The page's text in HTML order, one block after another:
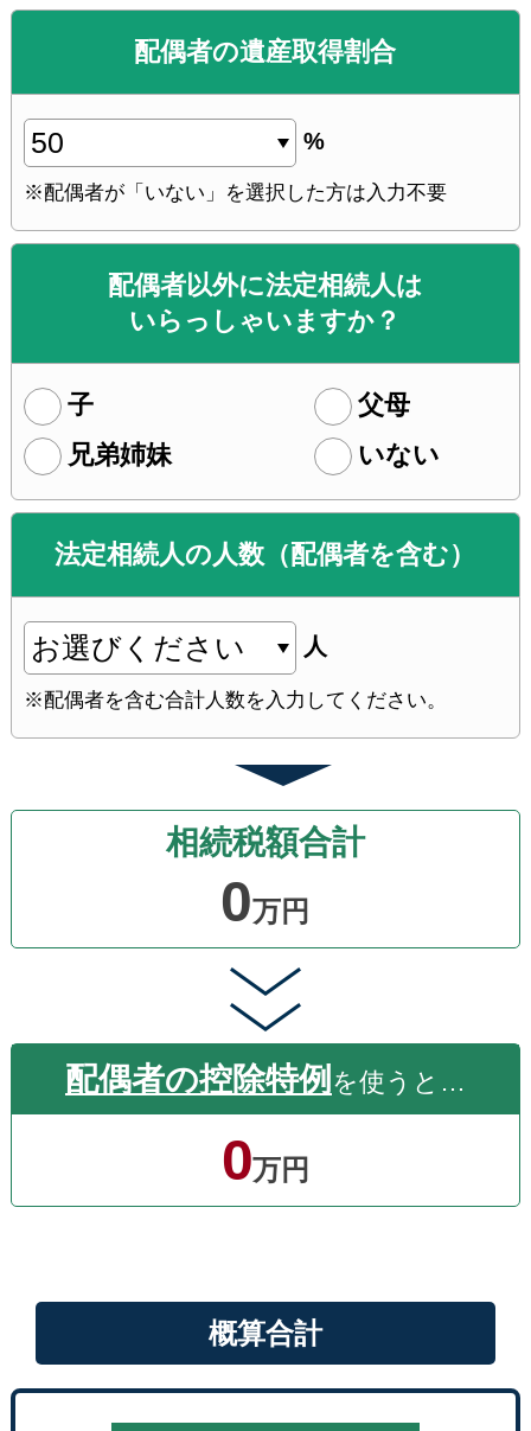
配偶者の遺産取得割合
%
※配偶者が「いない」 を選択した方は入力不要
配偶者以外に法定相続人は
いらっしゃいますか？
子
父母
兄弟姉妹
いない
法定相続人の人数 （配偶者を含む）
人
※配偶者を含む合計人数を入力 して ください。
相続税額合計
0万円
配偶者の控除特例 を使うと…
0万円
概算合計